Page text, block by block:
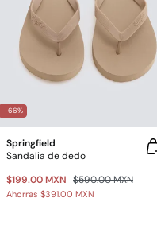
-66%
Springfield
Sandalia de dedo
$199.00 MXN $590.00 MXN
Ahorras $391.00 MXN